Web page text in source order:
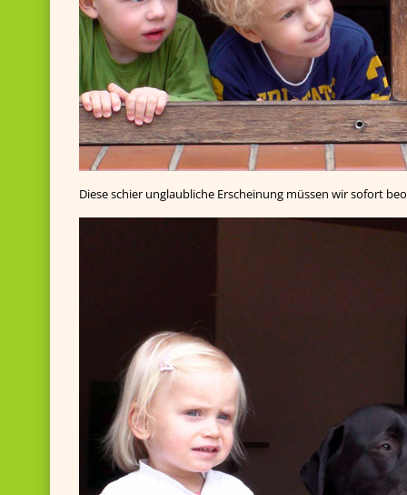
Diese schier unglaubliche Erscheinung müssen wir sofort